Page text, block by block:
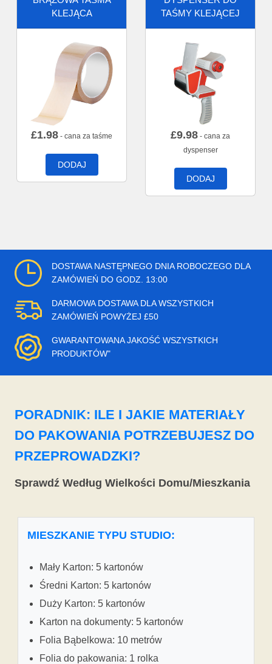
KLEJĄCA
£1.98 - cana za taśme
DODAJ
TAŚMY KLEJĄCEJ
£9.98 - cana za
dyspenser
DODAJ
DOSTAWA NASTĘPNEGO DNIA ROBOCZEGO DLA
ZAMÓWIEŃ DO GODZ. 13:00
DARMOWA DOSTAWA DLA WSZYSTKICH
ZAMÓWIEŃ POWYŻEJ £50
GWARANTOWANA JAKOŚĆ WSZYSTKICH
PRODUKTÓW"
PORADNIK: ILE I JAKIE MATERIAŁY
DO PAKOWANIA POTRZEBUJESZ DO
PRZEPROWADZKI?
Sprawdź Według Wielkości Domu/Mieszkania
MIESZKANIE TYPU STUDIO:
Mały Karton: 5 kartonów
Średni Karton: 5 kartonów
Duży Karton: 5 kartonów
Karton na dokumenty: 5 kartonów
Folia Bąbelkowa: 10 metrów
Folia do pakowania: 1 rolka